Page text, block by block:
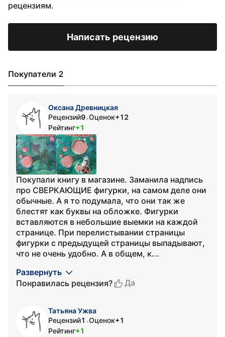
рецензиям.
Написать рецензию
Покупатели 2
Оксана Древницкая
Рецензий9•Оценок+12
Рейтинг+1
Покупали книгу в магазине. Заманила надпись
про СВЕРКАЮЩИЕ фигурки, на самом деле они
обычные. А я то подумала, что они так же
блестят как буквы на обложке. Фигурки
вставляются в небольшие выемки на каждой
странице. При перелистывании страницы
фигурки с предыдущей страницы выпадывают,
что не очень удобно. А в общем, к...
Развернуть
Понравилась рецензия?
Да
Татьяна Ужва
Рецензий1 •Оценок+1
Рейтинг+1